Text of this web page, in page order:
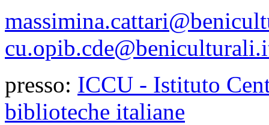
presso: ICCU - Istituto
biblioteche italiane